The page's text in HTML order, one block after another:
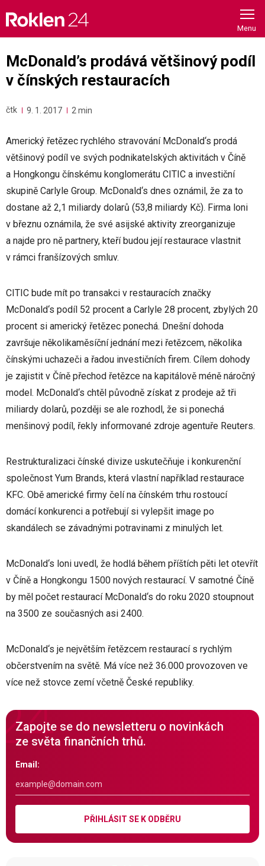
content
McDonald’s prodává většinový podíl
v čínských restauracích
čtk 9. 1. 2017 2 min
Americký řetězec rychlého stravování McDonald‘s prodá
většinový podíl ve svých podnikatelských aktivitách v Číně
a Hongkongu čínskému konglomerátu CITIC a investiční
skupině Carlyle Group. McDonald‘s dnes oznámil, že za to
dostane až 2,1 miliardy dolarů (53,8 miliardy Kč). Firma loni
v březnu oznámila, že své asijské aktivity zreorganizuje
a najde pro ně partnery, kteří budou její restaurace vlastnit
v rámci franšízových smluv.
CITIC bude mít po transakci v restauracích značky
McDonald‘s podíl 52 procent a Carlyle 28 procent, zbylých 20
procent si americký řetězec ponechá. Dnešní dohoda
završuje několikaměsíční jednání mezi řetězcem, několika
čínskými uchazeči a řadou investičních firem. Cílem dohody
je zajistit v Číně přechod řetězce na kapitálově méně náročný
model. McDonald‘s chtěl původně získat z prodeje až tři
miliardy dolarů, později se ale rozhodl, že si ponechá
menšinový podíl, řekly informované zdroje agentuře Reuters.
Restrukturalizaci čínské divize uskutečňuje i konkurenční
společnost Yum Brands, která vlastní například restaurace
KFC. Obě americké firmy čelí na čínském trhu rostoucí
domácí konkurenci a potřebují si vylepšit image po
skandálech se závadnými potravinami z minulých let.
McDonald‘s loni uvedl, že hodlá během příštích pěti let otevřít
v Číně a Hongkongu 1500 nových restaurací. V samotné Číně
by měl počet restaurací McDonald‘s do roku 2020 stoupnout
na 3500 ze současných asi 2400.
McDonald‘s je největším řetězcem restaurací s rychlým
občerstvením na světě. Má více než 36.000 provozoven ve
více než stovce zemí včetně České republiky.
Zapojte se do newsletteru o novinkách
ze světa finančních trhů.
Email:
PŘIHLÁSIT SE K ODBĚRU